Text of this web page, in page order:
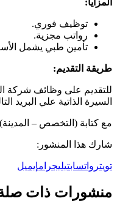
توظيف فوري.
رواتب مجزية.
تأمين طبي يشمل
طريقة التقديم:
للتقديم على وظائف شركة
السيرة الذاتية علي البريد
مع كتابة (التخصص –
شارك هذا المنشور:
تويتر واتسابتيليجرامإيميل
منشورات ذات